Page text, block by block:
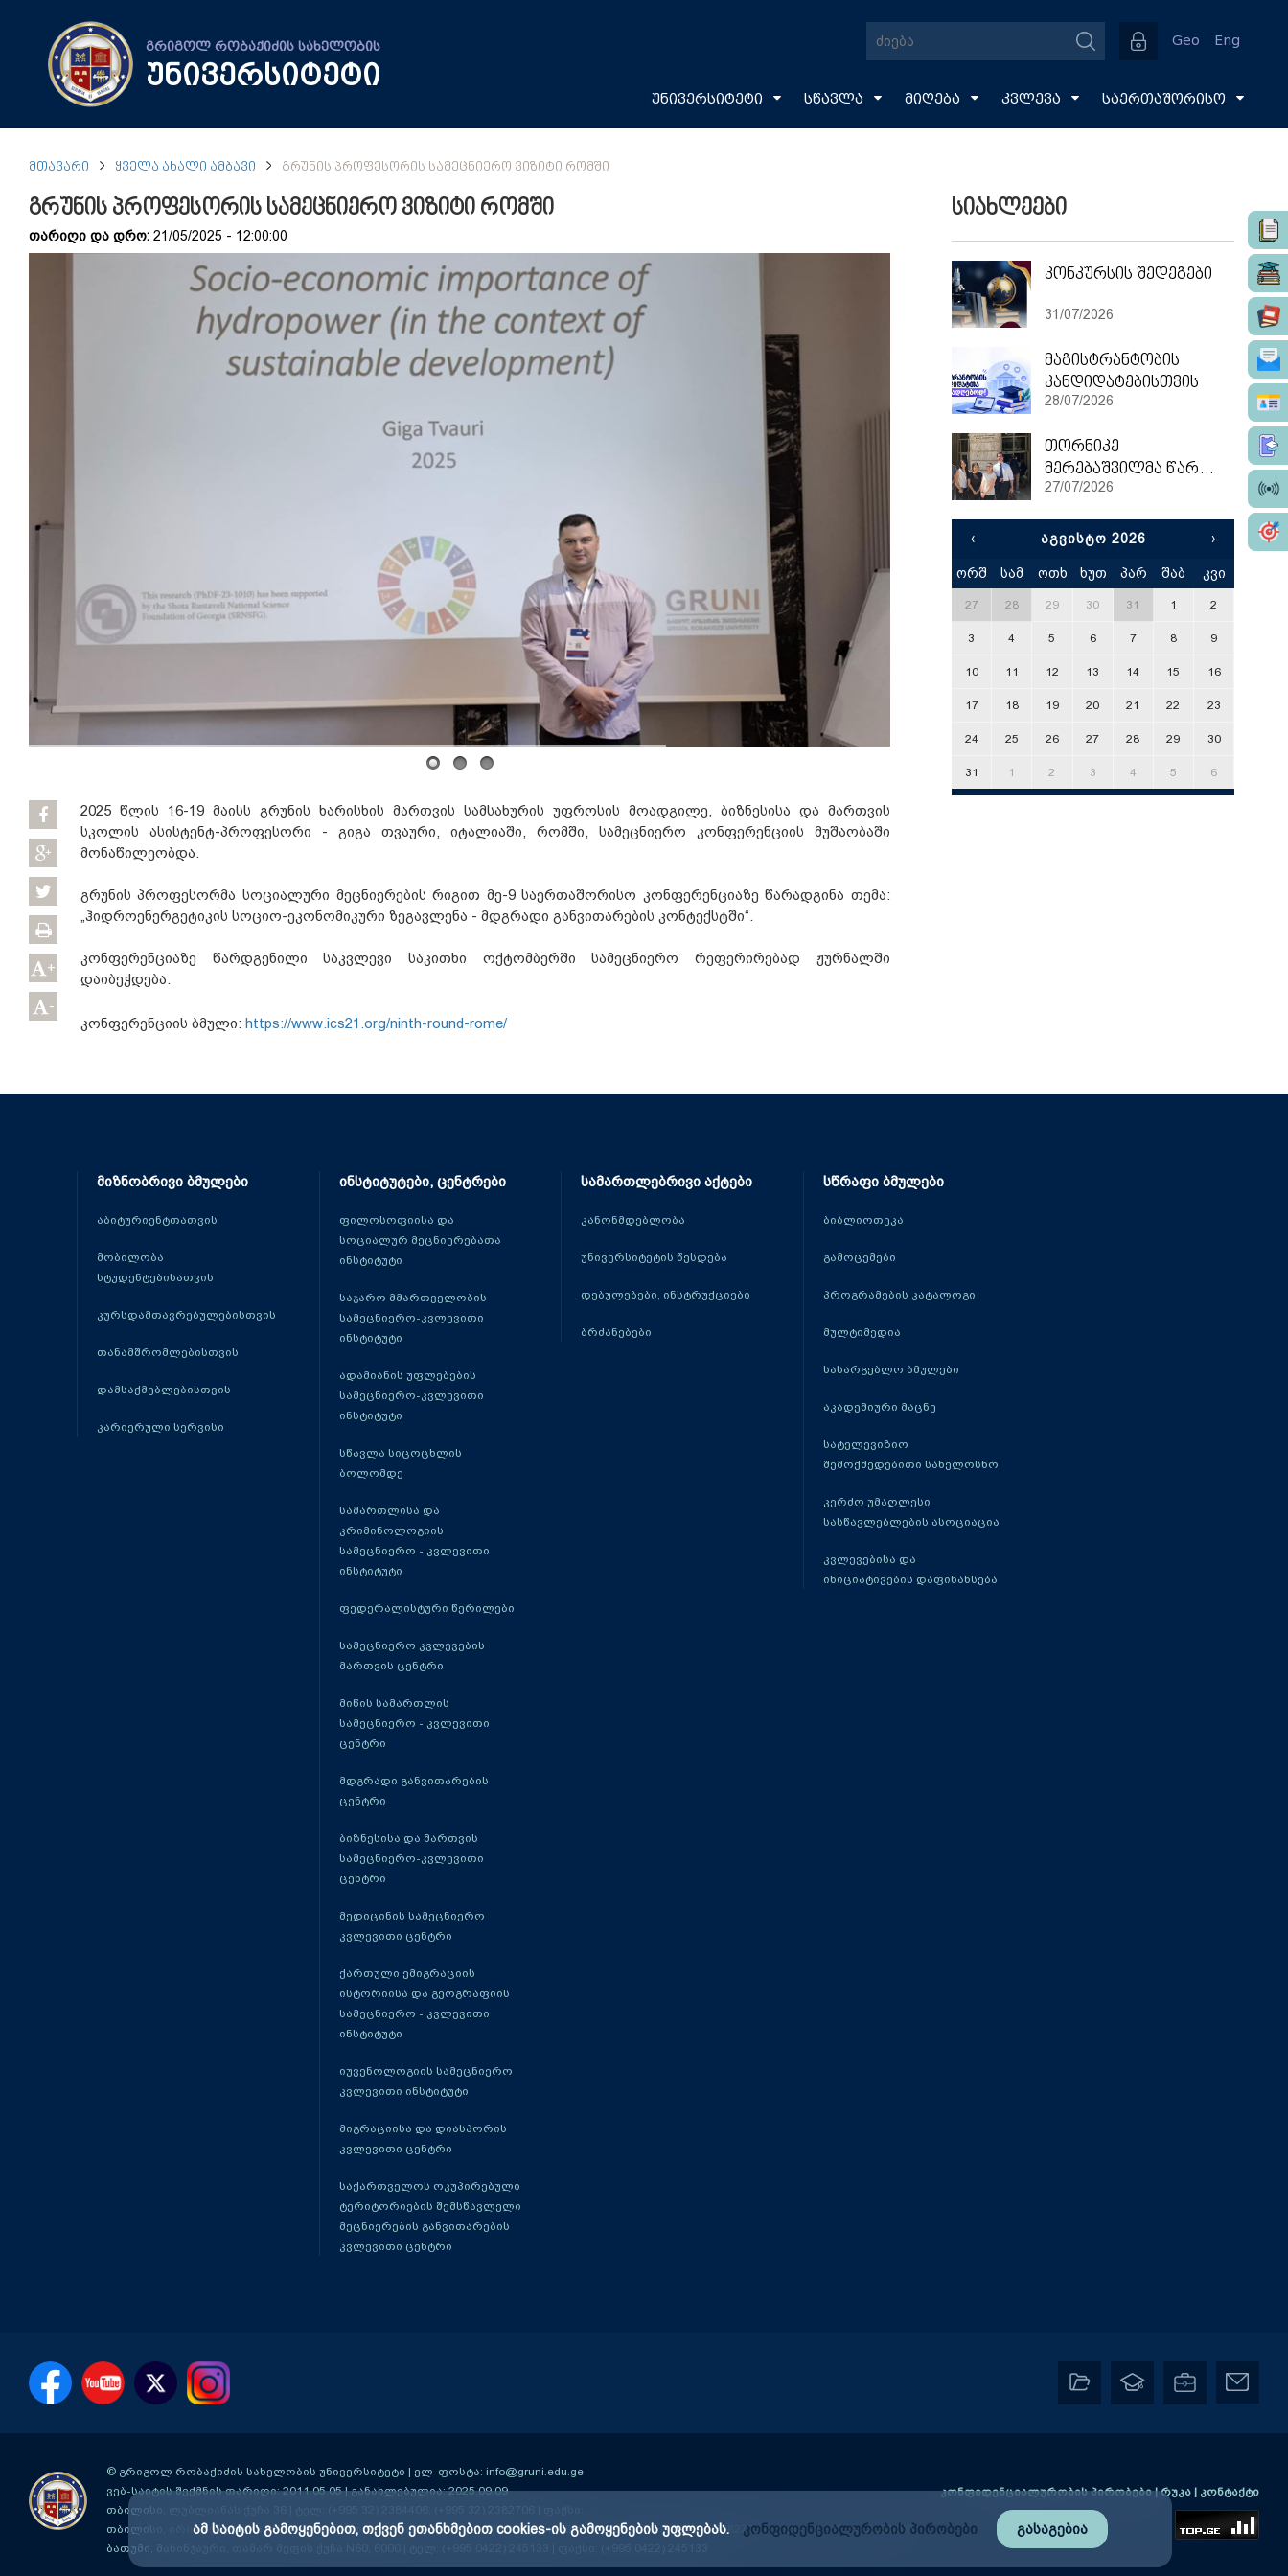
გრიგოლ რობაქიძის სახელობის
უნივერსიტეტი
Geo Eng
უნივერსიტეტი სწავლა მიღება კვლევა საერთაშორისო
ᲛᲗᲐᲕᲐᲠᲘ ᲧᲕᲔᲚᲐ ᲐᲮᲐᲚᲘ ᲐᲛᲑᲐᲕᲘ ᲒᲠᲣᲜᲘᲡ ᲞᲠᲝᲤᲔᲡᲝᲠᲘᲡ ᲡᲐᲛᲔᲪᲜᲘᲔᲠᲝ ᲕᲘᲖᲘᲢᲘ ᲠᲝᲛᲨᲘ
გრუნის პროფესორის სამეცნიერო ვიზიტი რომში
თარიღი და დრო: 21/05/2025 - 12:00:00
+
-
2025 წლის 16-19 მაისს გრუნის ხარისხის მართვის სამსახურის უფროსის მოადგილე, ბიზნესისა და მართვის
სკოლის ასისტენტ-პროფესორი - გიგა თვაური, იტალიაში, რომში, სამეცნიერო კონფერენციის მუშაობაში
მონაწილეობდა.
გრუნის პროფესორმა სოციალური მეცნიერების რიგით მე-9 საერთაშორისო კონფერენციაზე წარადგინა თემა:
„ჰიდროენერგეტიკის სოციო-ეკონომიკური ზეგავლენა - მდგრადი განვითარების კონტექსტში“.
კონფერენციაზე წარდგენილი საკვლევი საკითხი ოქტომბერში სამეცნიერო რეფერირებად ჟურნალში
დაიბეჭდება.
კონფერენციის ბმული: https://www.ics21.org/ninth-round-rome/
სიახლეები
კონკურსის შედეგები
31/07/2026
მაგისტრანტობის
კანდიდატებისთვის
28/07/2026
თორნიკე
მერებაშვილმა წარჩინებით დაასრულა ეტვოშ ლორანის უნივერსიტეტის სამაგისტრო პროგრამა
27/07/2026
‹ ᲐᲒᲕᲘᲡᲢᲝ 2026 ›
ორშ სამ ოთხ ხუთ პარ შაბ კვი
27 28 29 30 31 1 2
3 4 5 6 7 8 9
10 11 12 13 14 15 16
17 18 19 20 21 22 23
24 25 26 27 28 29 30
31 1 2 3 4 5 6
მიზნობრივი ბმულები
აბიტურიენტთათვის
მობილობა
სტუდენტებისათვის
კურსდამთავრებულებისთვის
თანამშრომლებისთვის
დამსაქმებლებისთვის
კარიერული სერვისი
ინსტიტუტები, ცენტრები
ფილოსოფიისა და
სოციალურ მეცნიერებათა
ინსტიტუტი
საჯარო მმართველობის
სამეცნიერო-კვლევითი
ინსტიტუტი
ადამიანის უფლებების
სამეცნიერო-კვლევითი
ინსტიტუტი
სწავლა სიცოცხლის
ბოლომდე
სამართლისა და
კრიმინოლოგიის
სამეცნიერო - კვლევითი
ინსტიტუტი
ფედერალისტური წერილები
სამეცნიერო კვლევების
მართვის ცენტრი
მიწის სამართლის
სამეცნიერო - კვლევითი
ცენტრი
მდგრადი განვითარების
ცენტრი
ბიზნესისა და მართვის
სამეცნიერო-კვლევითი
ცენტრი
მედიცინის სამეცნიერო
კვლევითი ცენტრი
ქართული ემიგრაციის
ისტორიისა და გეოგრაფიის
სამეცნიერო - კვლევითი
ინსტიტუტი
იუვენოლოგიის სამეცნიერო
კვლევითი ინსტიტუტი
მიგრაციისა და დიასპორის
კვლევითი ცენტრი
საქართველოს ოკუპირებული
ტერიტორიების შემსწავლელი
მეცნიერების განვითარების
კვლევითი ცენტრი
სამართლებრივი აქტები
კანონმდებლობა
უნივერსიტეტის წესდება
დებულებები, ინსტრუქციები
ბრძანებები
სწრაფი ბმულები
ბიბლიოთეკა
გამოცემები
პროგრამების კატალოგი
მულტიმედია
სასარგებლო ბმულები
აკადემიური მაცნე
სატელევიზიო
შემოქმედებითი სახელოსნო
კერძო უმაღლესი
სასწავლებლების ასოციაცია
კვლევებისა და
ინიციატივების დაფინანსება
© გრიგოლ რობაქიძის სახელობის უნივერსიტეტი | ელ-ფოსტა: info@gruni.edu.ge
ვებ-საიტის შექმნის თარიღი: 2011.05.05 | განახლებულია: 2025.09.09
თბილისი, ლუბლიანას ქუჩა 36
თბილისი, ირინა ენუქიძის #3 (აღმაშენებლის ხეივანი მე-13 კმ); 0159| ტელ: (+995 32) 2384406; (+995 32) 2382706 | ფაქსი: (+995 32) 2384406
ბათუმი, მახინჯაური, თამარ მეფის ქუჩა N60; 6000
კონფიდენციალურობის პირობები|რუკა | კონტაქტი
ამ საიტის გამოყენებით, თქვენ ეთანხმებით cookies-ის გამოყენების უფლებას. კონფიდენციალურობის პირობები გასაგებია